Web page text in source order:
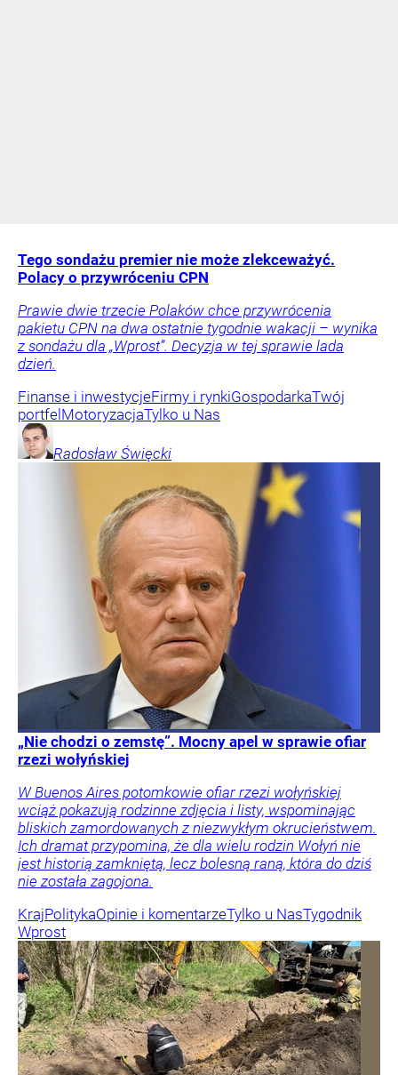
Tego sondażu premier nie może zlekceważyć.
Polacy o przywróceniu CPN
Prawie dwie trzecie Polaków chce przywrócenia
pakietu CPN na dwa ostatnie tygodnie wakacji – wynika
z sondażu dla „Wprost”. Decyzja w tej sprawie lada
dzień.
Finanse i inwestycjeFirmy i rynkiGospodarkaTwój
portfelMotoryzacjaTylko u Nas
Radosław Święcki
„Nie chodzi o zemstę”. Mocny apel w sprawie ofiar
rzezi wołyńskiej
W Buenos Aires potomkowie ofiar rzezi wołyńskiej
wciąż pokazują rodzinne zdjęcia i listy, wspominając
bliskich zamordowanych z niezwykłym okrucieństwem.
Ich dramat przypomina, że dla wielu rodzin Wołyń nie
jest historią zamkniętą, lecz bolesną raną, która do dziś
nie została zagojona.
KrajPolitykaOpinie i komentarzeTylko u NasTygodnik
Wprost